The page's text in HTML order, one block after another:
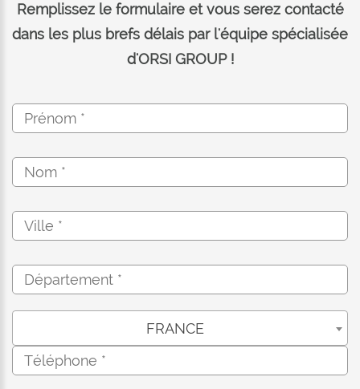
della mini-pala e poter essere facilmente
utilizzata su tutti i modelli di mini-pala di
differenti fabbricanti.
Remplissez le formulaire et vous serez contacté
dans les plus brefs délais par l'équipe spécialisée
d'ORSI GROUP !
FRANCE